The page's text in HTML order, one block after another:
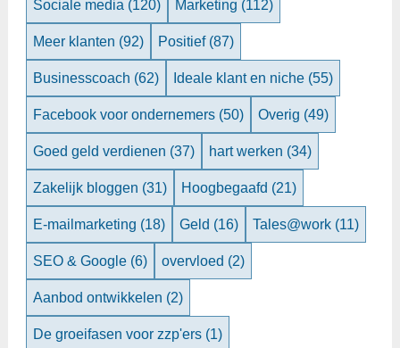
Sociale media (120) Marketing (112)
Meer klanten (92) Positief (87)
Businesscoach (62) Ideale klant en niche (55)
Facebook voor ondernemers (50) Overig (49)
Goed geld verdienen (37) hart werken (34)
Zakelijk bloggen (31) Hoogbegaafd (21)
E-mailmarketing (18) Geld (16) Tales@work (11)
SEO & Google (6) overvloed (2)
Aanbod ontwikkelen (2)
De groeifasen voor zzp'ers (1)